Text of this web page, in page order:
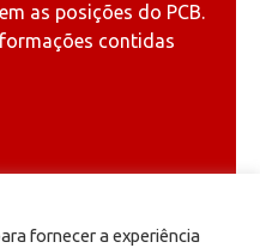
as posições do PCB.
contidas
fornecer a experiência